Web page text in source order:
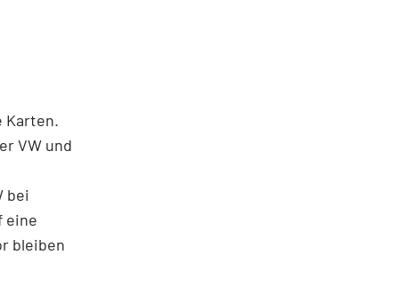
Karten.
VW und
bei
eine
bleiben